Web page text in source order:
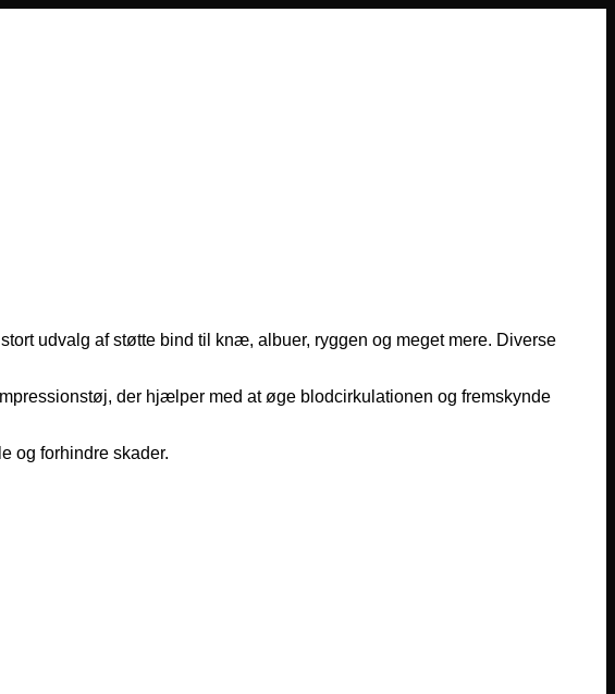
udvalg af støtte bind til knæ, albuer, ryggen og meget mere. Diverse
der hjælper med at øge blodcirkulationen og fremskynde
og forhindre skader.